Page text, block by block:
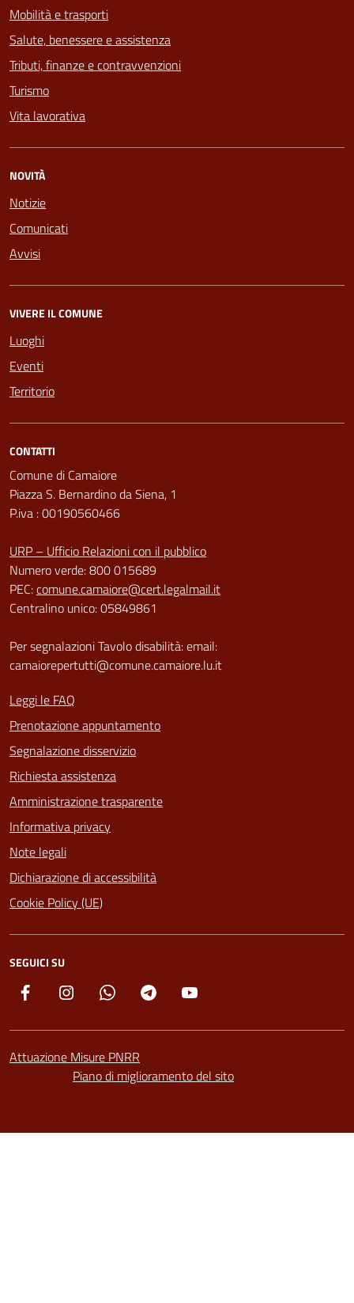
Mobilità e trasporti
Salute, benessere e assistenza
Tributi, finanze e contravvenzioni
Turismo
Vita lavorativa
NOVITÀ
Notizie
Comunicati
Avvisi
VIVERE IL COMUNE
Luoghi
Eventi
Territorio
CONTATTI
Comune di Camaiore
Piazza S. Bernardino da Siena, 1
P.iva : 00190560466
URP – Ufficio Relazioni con il pubblico
Numero verde: 800 015689
PEC:comune.camaiore@cert.legalmail.it
Centralino unico: 05849861
Per segnalazioni Tavolo disabilità: email:
camaiorepertutti@comune.camaiore.lu.it
Leggi le FAQ
Prenotazione appuntamento
Segnalazione disservizio
Richiesta assistenza
Amministrazione trasparente
Informativa privacy
Note legali
Dichiarazione di accessibilità
Cookie Policy (UE)
SEGUICI SU
Facebook Instagram Whatsapp Telegram
Attuazione Misure PNRR
Piano di miglioramento del sito